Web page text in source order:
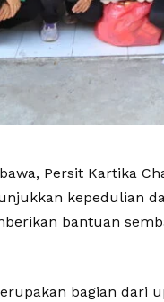
Persit Kartika
kepedulian
bantuan
bagian dari